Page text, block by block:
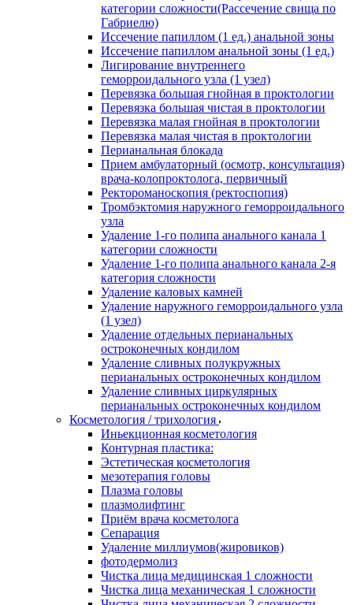
категории сложности(Рассечение свища по
Габриелю)
Иссечение папиллом (1 ед.) анальной зоны
Иссечение папиллом анальной зоны (1 ед.)
Лигирование внутреннего
геморроидального узла (1 узел)
Перевязка большая гнойная в проктологии
Перевязка большая чистая в проктологии
Перевязка малая гнойная в проктологии
Перевязка малая чистая в проктологии
Перианальная блокада
Прием амбулаторный (осмотр, консультация)
врача-колопроктолога, первичный
Ректороманоскопия (ректоспопия)
Тромбэктомия наружного геморроидального
узла
Удаление 1-го полипа анального канала 1
категории сложности
Удаление 1-го полипа анального канала 2-я
категория сложности
Удаление каловых камней
Удаление наружного геморроидального узла
(1 узел)
Удаление отдельных перианальных
остроконечных кондилом
Удаление сливных полукружных
перианальных остроконечных кондилом
Удаление сливных циркулярных
перианальных остроконечных кондилом
Косметология / трихология
Иньекционная косметология
Контурная пластика:
Эстетическая косметология
мезотерапия головы
Плазма головы
плазмолифтинг
Приём врача косметолога
Сепарация
Удаление миллиумов(жировиков)
фотодермолиз
Чистка лица медицинская 1 сложности
Чистка лица механическая 1 сложности